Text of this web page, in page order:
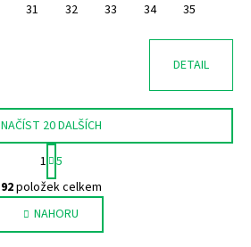
31 32 33 34 35
DETAIL
O
v
l
á
NAČÍST 20 DALŠÍCH
S
t
r
á
n
k
1 5
92položek celkem
NAHORU